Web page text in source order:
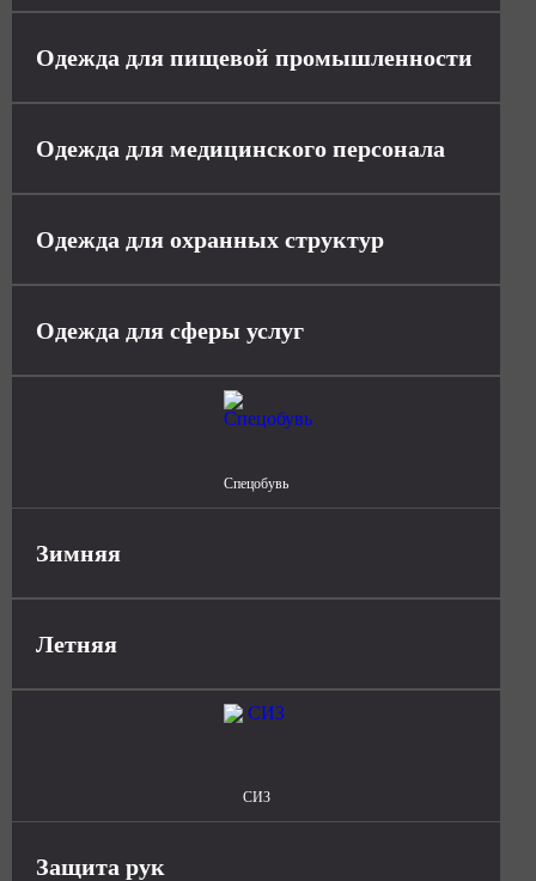
Одежда для пищевой промышленности
Одежда для медицинского персонала
Одежда для охранных структур
Одежда для сферы услуг
Спецобувь
Зимняя
Летняя
СИЗ
Защита рук